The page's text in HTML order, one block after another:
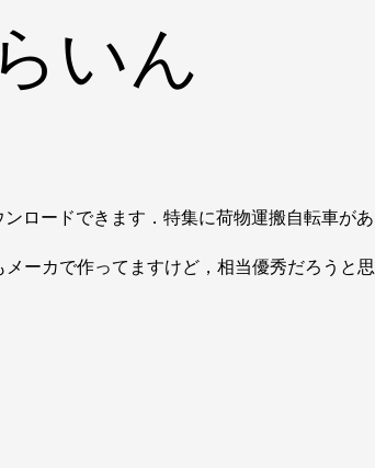
いん
ロードできます．特集に荷物運搬自転車があ
ーカで作ってますけど，相当優秀だろうと思